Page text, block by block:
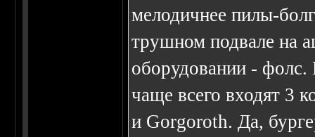
мелодичнее пилы-
трушном подвале на
оборудовании - фолс.
чаще всего входят 3
и Gorgoroth. Да,